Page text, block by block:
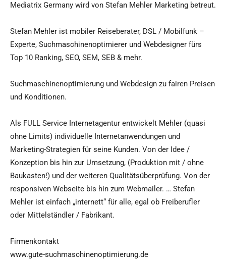
Mediatrix Germany wird von Stefan Mehler Marketing betreut.
Stefan Mehler ist mobiler Reiseberater, DSL / Mobilfunk –
Experte, Suchmaschinenoptimierer und Webdesigner fürs
Top 10 Ranking, SEO, SEM, SEB & mehr.
Suchmaschinenoptimierung und Webdesign zu fairen Preisen
und Konditionen.
Als FULL Service Internetagentur entwickelt Mehler (quasi
ohne Limits) individuelle Internetanwendungen und
Marketing-Strategien für seine Kunden. Von der Idee /
Konzeption bis hin zur Umsetzung, (Produktion mit / ohne
Baukasten!) und der weiteren Qualitätsüberprüfung. Von der
responsiven Webseite bis hin zum Webmailer. … Stefan
Mehler ist einfach „internett“ für alle, egal ob Freiberufler
oder Mittelständler / Fabrikant.
Firmenkontakt
www.gute-suchmaschinenoptimierung.de